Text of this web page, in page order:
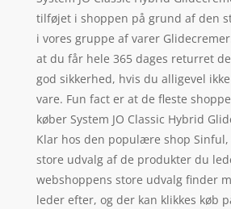
tilføjet i shoppen på grund af den
i vores gruppe af varer
at du får hele 365 dages returret
god sikkerhed, hvis du alligevel
vare. Fun fact er at de fleste
køber System JO Classic Hybrid
Klar hos den populære shop
store udvalg af de produkter du
webshoppens store udvalg finder
leder efter, og der kan klikkes køb